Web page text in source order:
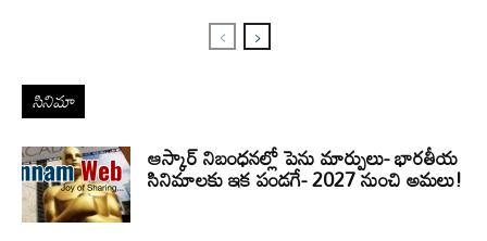
సినిమా
ఆస్కార్ నిబంధనల్లో పెను మార్పులు- భారతీయ
సినిమాలకు ఇక పండగే- 2027 నుంచి అమలు!